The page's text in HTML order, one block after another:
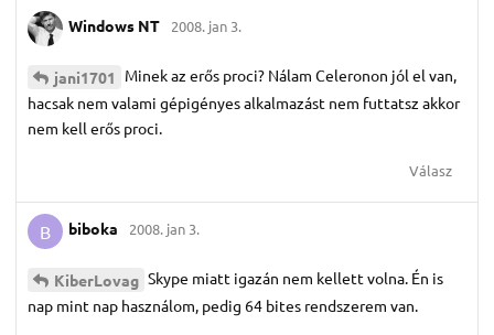
Windows NT 2008. jan 3.
jani1701
Minek az erős proci? Nálam Celeronon jól el van,
hacsak nem valami gépigényes alkalmazást nem futtatsz akkor
nem kell erős proci.
Válasz
B biboka 2008. jan 3.
KiberLovag Skype miatt igazán nem kellett volna. Én is
nap mint nap használom, pedig 64 bites rendszerem van.